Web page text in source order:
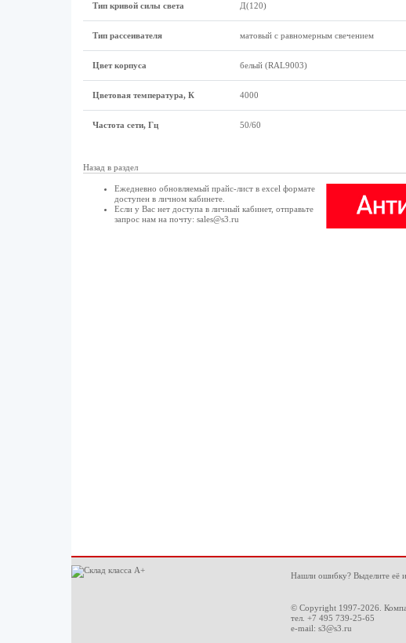
Тип кривой силы света Д(120)
Тип рассеивателя матовый с равномерным свечением
Цвет корпуса белый (RAL9003)
Цветовая температура, К 4000
Частота сети, Гц 50/60
Назад в раздел
Ежедневно обновляемый прайс-лист в excel формате
доступен в личном кабинете.
Если у Вас нет доступа в личный кабинет, отправьте
запрос нам на почту: sales@s3.ru
Нашли ошибку? Выделите её
© Copyright 1997-2026.
тел. +7 495 739-25-65
e-mail: s3@s3.ru